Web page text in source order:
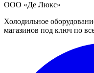
ООО «Де Люкс»
Холодильное
магазинов под ключ по